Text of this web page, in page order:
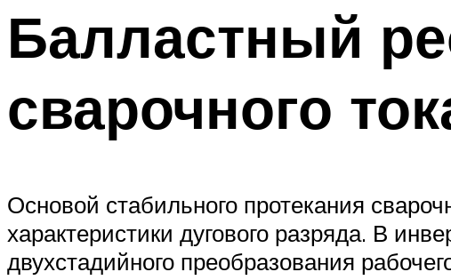
Балластный
сварочного
Основой стабильного протекания
характеристики дугового разряда. В
двухстадийного преобразования